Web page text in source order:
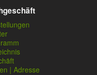
| Adresse